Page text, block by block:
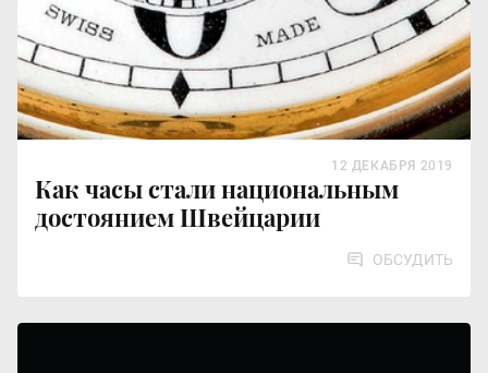
Как часы стали национальным
достоянием Швейцарии
12 ДЕКАБРЯ 2019
ОБСУДИТЬ